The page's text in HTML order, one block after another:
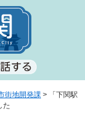
街地開発課 >
「下関駅
た